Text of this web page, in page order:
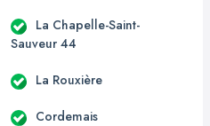
La Chapelle-Saint-
Sauveur 44
La Rouxière
Cordemais